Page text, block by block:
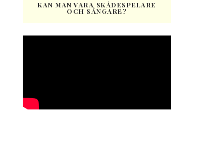
KAN MAN VARA SKÅDESPELARE
OCH SÅNGARE?